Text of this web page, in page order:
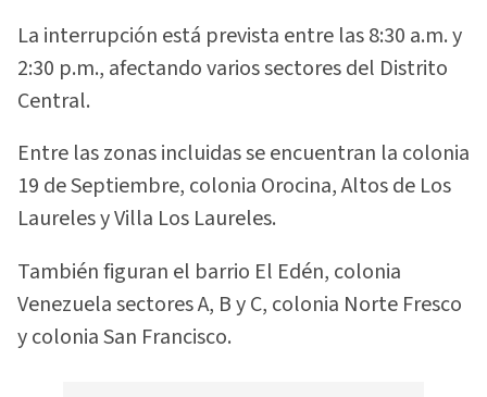
La interrupción está prevista entre las 8:30 a.m. y
2:30 p.m., afectando varios sectores del Distrito
Central.
Entre las zonas incluidas se encuentran la colonia
19 de Septiembre, colonia Orocina, Altos de Los
Laureles y Villa Los Laureles.
También figuran el barrio El Edén, colonia
Venezuela sectores A, B y C, colonia Norte Fresco
y colonia San Francisco.